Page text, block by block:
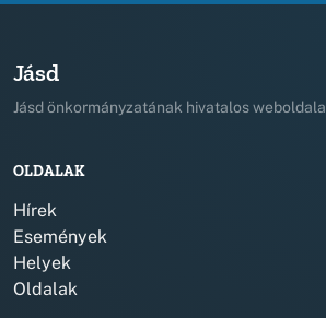
Jásd
Jásd önkormányzatának hivatalos weboldala
OLDALAK
Hírek
Események
Helyek
Oldalak